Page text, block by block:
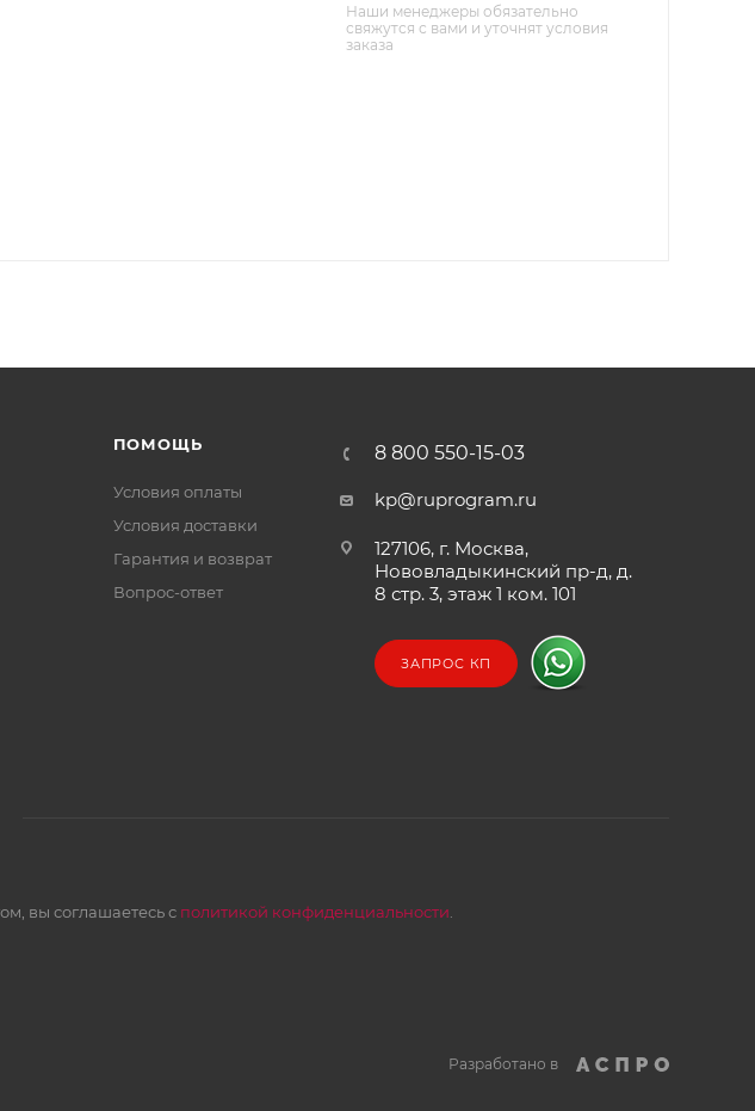
Наши менеджеры обязательно
свяжутся с вами и уточнят условия
заказа
ПОМОЩЬ
Условия оплаты
Условия доставки
Гарантия и возврат
Вопрос-ответ
8 800 550-15-03
kp@ruprogram.ru
127106, г. Москва,
Нововладыкинский пр-д, д.
8 стр. 3, этаж 1 ком. 101
ЗАПРОС КП
вы соглашаетесь с политикой конфиденциальности
Разработано в